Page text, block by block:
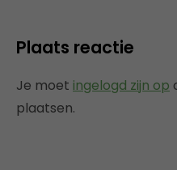
Plaats reactie
Je moet ingelogd zijn op
plaatsen.